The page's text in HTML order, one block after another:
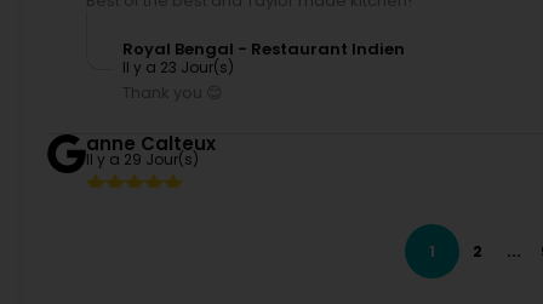
Royal Bengal - Restaurant Indien
Il y a 23 Jour(s)
Thank you 😊
anne Calteux
Il y a 29 Jour(s)
1 2 ...